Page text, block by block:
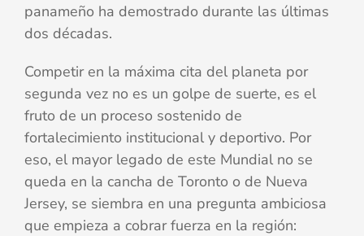
panameño ha demostrado durante las últimas
dos décadas.
Competir en la máxima cita del planeta por
segunda vez no es un golpe de suerte, es el
fruto de un proceso sostenido de
fortalecimiento institucional y deportivo. Por
eso, el mayor legado de este Mundial no se
queda en la cancha de Toronto o de Nueva
Jersey, se siembra en una pregunta ambiciosa
que empieza a cobrar fuerza en la región: